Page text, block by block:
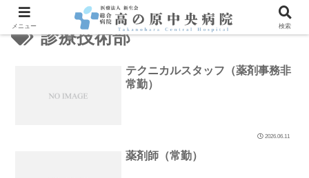
診療技術部
テクニカルスタッフ（薬剤事務非
常勤）
2026.06.11
薬剤師（常勤）
メニュー 検索